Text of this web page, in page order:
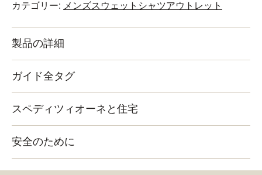
カテゴリー: メンズスウェットシャツアウトレット
製品の詳細
ガイド全タグ
スペディツィオーネと住宅
安全のために